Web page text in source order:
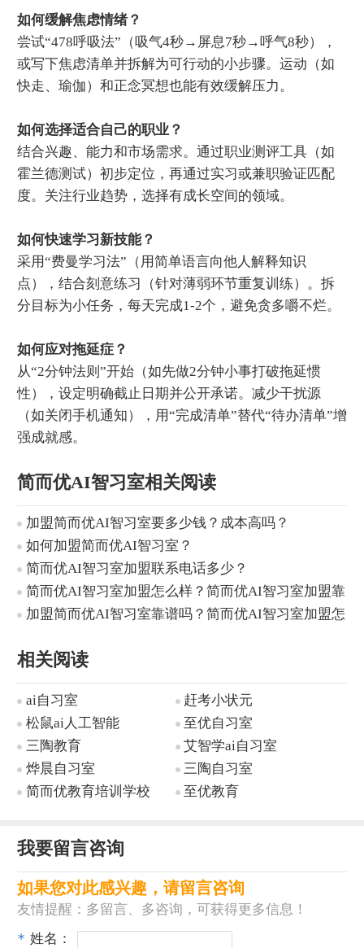
如何缓解焦虑情绪？‌
尝试“478呼吸法”（吸气4秒→屏息7秒→呼气8秒），
或写下焦虑清单并拆解为可行动的小步骤。运动（如
快走、瑜伽）和正念冥想也能有效缓解压力。
如何选择适合自己的职业？‌
结合兴趣、能力和市场需求。通过职业测评工具（如
霍兰德测试）初步定位，再通过实习或兼职验证匹配
度。关注行业趋势，选择有成长空间的领域。
如何快速学习新技能？‌
采用“费曼学习法”（用简单语言向他人解释知识
点），结合刻意练习（针对薄弱环节重复训练）。拆
分目标为小任务，每天完成1-2个，避免贪多嚼不烂。
如何应对拖延症？‌
从“2分钟法则”开始（如先做2分钟小事打破拖延惯
性），设定明确截止日期并公开承诺。减少干扰源
（如关闭手机通知），用“完成清单”替代“待办清单”增
强成就感。
简而优AI智习室相关阅读
加盟简而优AI智习室要多少钱？成本高吗？
如何加盟简而优AI智习室？
简而优AI智习室加盟联系电话多少？
简而优AI智习室加盟怎么样？简而优AI智习室加盟靠
谱吗？
加盟简而优AI智习室靠谱吗？简而优AI智习室加盟怎
相关阅读
ai自习室
赶考小状元
松鼠ai人工智能
至优自习室
三陶教育
艾智学ai自习室
烨晨自习室
三陶自习室
简而优教育培训学校
至优教育
我要留言咨询
如果您对此感兴趣，请留言咨询
友情提醒：多留言、多咨询，可获得更多信息！
* 姓名：